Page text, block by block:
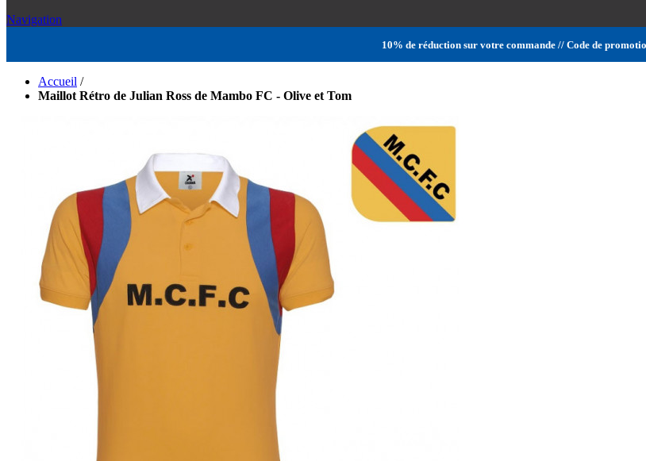
Navigation
10% de réduction sur votre commande // Code de
Accueil /
Maillot Rétro de Julian Ross de Mambo FC - Olive et Tom